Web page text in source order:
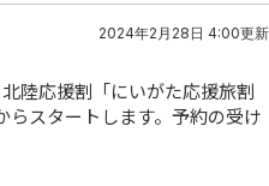
2024年2月28日 4:00更新
陸応援割「にいがた応援旅割
らスタートします。予約の受け